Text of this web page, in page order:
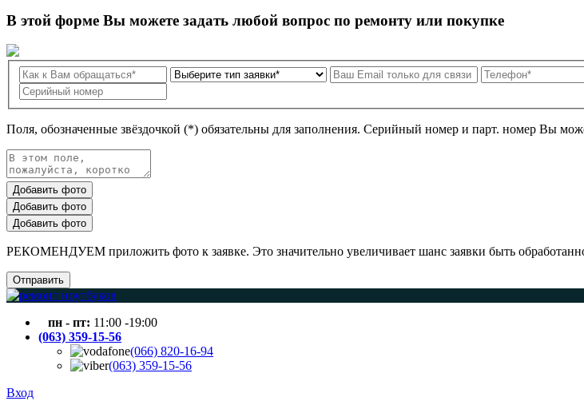
В этой форме Вы можете задать любой вопрос по ремонту или покупке
Поля, обозначенные звёздочкой (*) обязательны для заполнения. Серийный номер и парт. номер Вы
Добавить фото
Добавить фото
Добавить фото
РЕКОМЕНДУЕМ приложить фото к заявке. Это значительно увеличивает шанс заявки быть
Отправить
пн - пт: 11:00 -19:00
(063) 359-15-56
(066) 820-16-94
(063) 359-15-56
Вход